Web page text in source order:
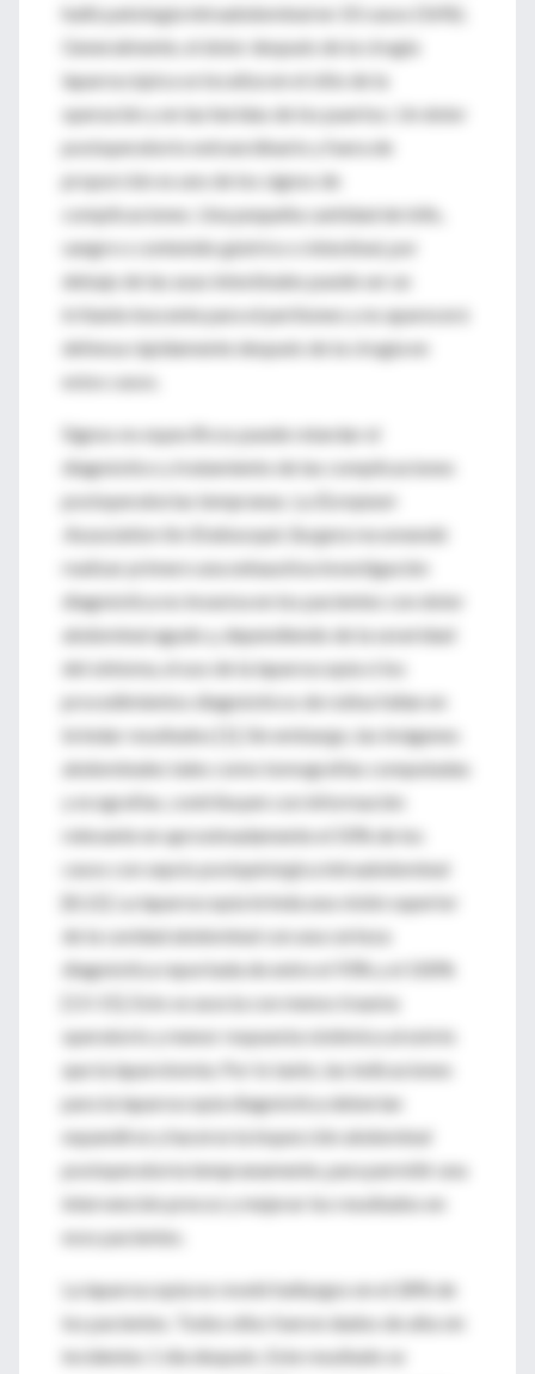
halló patología intraabdominal en 10 casos (56%).
Generalmente, el dolor después de la cirugía
laparoscópica se localiza en el sitio de la
operación y en las heridas de los puertos. Un dolor
postoperatorio extraordinario y fuera de
proporción es uno de los signos de
complicaciones. Una pequeña cantidad de bilis,
sangre o contenido gástrico o intestinal, por
debajo de las asas intestinales puede ser un
irritante inocente para el peritoneo y no aparecerá
defensa rápidamente después de la cirugía en
estos casos.
Signos no específicos puede retardar el
diagnóstico y tratamiento de las complicaciones
postoperatorias tempranas. La
European
Association for Endoscopic Surgery recomendó
realizar primero una exhaustiva investigación
diagnóstica no invasiva en los pacientes con dolor
abdominal agudo y, dependiendo de la severidad
del síntoma, el uso de la laparoscopía si los
procedimientos diagnósticos de rutina fallan en
brindar resultados [1]. Sin embargo, las imágenes
abdominales tales como tomografías computadas
y ecografías, contribuyen con información
relevante en aproximadamente el 50% de los
casos con sepsis postquirúrgica intraabdominal
[8,12]. La laparoscopía brinda una visión superior
de la cavidad abdominal con una certeza
diagnóstica reportada de entre el 93% y el 100%
[13-15]. Esto se asocia con menos trauma
operatorio y menor respuesta sistémica al estrés
que la laparotomía. Por lo tanto, las indicaciones
para la laparoscopía diagnóstica deberían
expandirse y hacerse la inspección abdominal
postoperatoria tempranamente, para permitir una
intervención precoz y mejorar los resultados en
esos pacientes.
La laparoscopía no reveló hallazgos en el 28% de
los pacientes. Todos ellos fueron dados de alta sin
incidentes 1 día después. Este resultado se